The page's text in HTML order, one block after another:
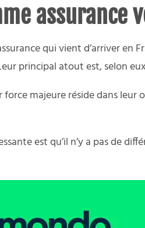
assurance
qui vient d’arriver en
principal atout est, selon
majeure réside dans
est qu’il n’y a pas de